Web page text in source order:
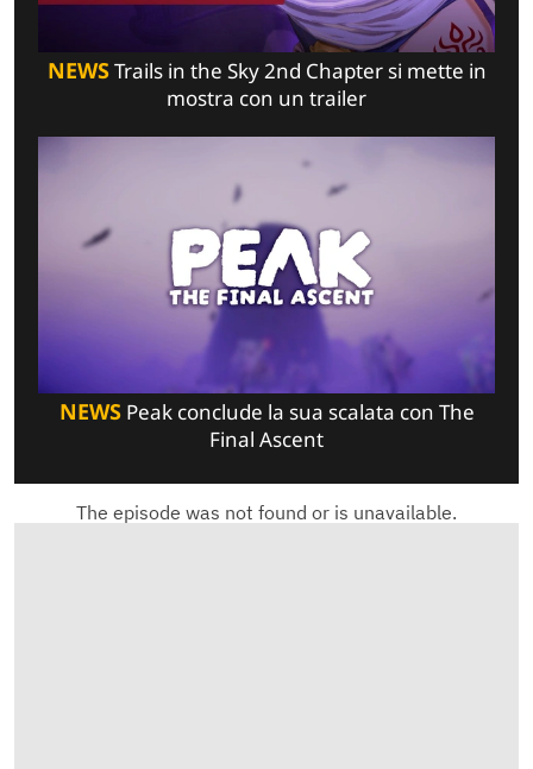
NEWSTrails in the Sky 2nd Chapter si mette in
mostra con un trailer
NEWSPeak conclude la sua scalata con The
Final Ascent